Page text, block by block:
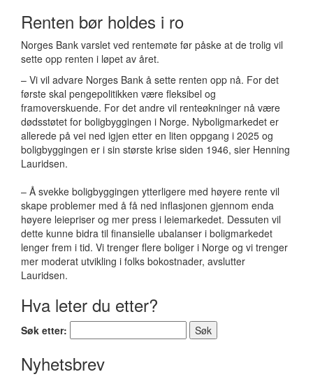
Renten bør holdes i ro
Norges Bank varslet ved rentemøte før påske at de trolig vil
sette opp renten i løpet av året.
– Vi vil advare Norges Bank å sette renten opp nå. For det
første skal pengepolitikken være fleksibel og
framoverskuende. For det andre vil renteøkninger nå være
dødsstøtet for boligbyggingen i Norge. Nyboligmarkedet er
allerede på vei ned igjen etter en liten oppgang i 2025 og
boligbyggingen er i sin største krise siden 1946, sier Henning
Lauridsen.
– Å svekke boligbyggingen ytterligere med høyere rente vil
skape problemer med å få ned inflasjonen gjennom enda
høyere leiepriser og mer press i leiemarkedet. Dessuten vil
dette kunne bidra til finansielle ubalanser i boligmarkedet
lenger frem i tid. Vi trenger flere boliger i Norge og vi trenger
mer moderat utvikling i folks bokostnader, avslutter
Lauridsen.
Hva leter du etter?
Søk etter:
Nyhetsbrev